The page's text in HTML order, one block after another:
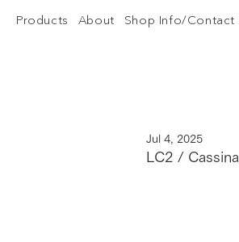
Products About Shop Info/Contact
LC2 / Cassina
Jul 4, 2025